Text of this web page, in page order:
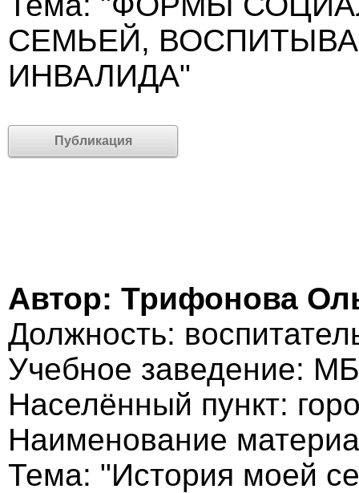
СЕМЬЕЙ,
ИНВАЛИДА"
Публикация
Автор: Трифонова
Должность:
Учебное заведение:
Населённый пункт:
Наименование
Тема: "История моей